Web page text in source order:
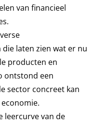
van financieel
laten zien wat er nu
producten en
ontstond een
sector concreet kan
leercurve van de